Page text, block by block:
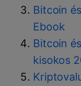
Bitcoin
Ebook
Bitcoin
kisokos